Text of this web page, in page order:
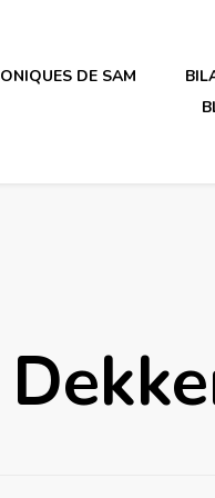
en
DE SAM